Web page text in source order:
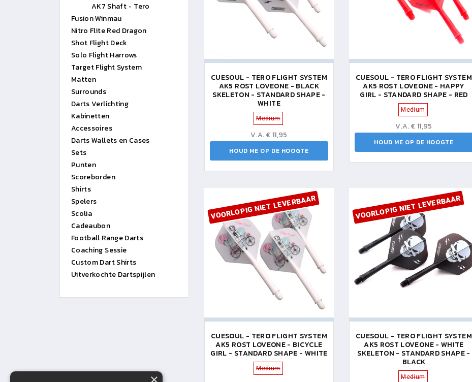
AK7 Shaft - Tero
Fusion Winmau
Nitro Flite Red Dragon
Shot Flight Deck
Solo Flight Harrows
Target Flight System
Matten
Surrounds
Darts Verlichting
Kabinetten
Accessoires
Darts Wallets en Cases
Sets
Punten
Scoreborden
Shirts
Spelers
Scolia
Cadeaubon
Football Range Darts
Coaching Sessie
Custom Dart Shirts
Uitverkochte Dartspijlen
CUESOUL - TERO FLIGHT SYSTEM
AK5 ROST LOVEONE - BLACK
SKELETON - STANDARD SHAPE -
WHITE
Medium
V.A. € 11,95
HOUD ME OP DE HOOGTE
CUESOUL - TERO FLIGHT SYSTEM
AK5 ROST LOVEONE - HAPPY
GIRL - STANDARD SHAPE - RED
Medium
V.A. € 11,95
HOUD ME OP DE HOOGTE
VOORLOPIG NIET LEVERBAAR
CUESOUL - TERO FLIGHT SYSTEM
AK5 ROST LOVEONE - BICYCLE
GIRL - STANDARD SHAPE - WHITE
Medium
VOORLOPIG NIET LEVERBAAR
CUESOUL - TERO FLIGHT SYSTEM
AK5 ROST LOVEONE - WHITE
SKELETON - STANDARD SHAPE -
BLACK
Medium